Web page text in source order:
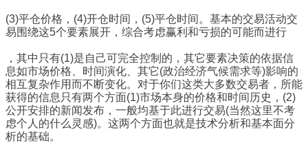
(3)平仓价格，(4)开仓时间，(5)平仓时间。基本的交易活动交
易围绕这5个要素展开，综合考虑赢利和亏损的可能而进行
，其中只有(1)是自己可完全控制的，其它要素决策的依据信
息如市场价格、时间演化、其它(政治经济气候需求等)影响的
相互复杂作用而不断变化。对于你们这类大多数交易者，所能
获得的信息只有两个方面(1)市场本身的价格和时间历史，(2)
公开安排的新闻发布，一般均基于此进行交易(当然这里不考
虑个人的什么灵感)。这两个方面也就是技术分析和基本面分
析的基础。